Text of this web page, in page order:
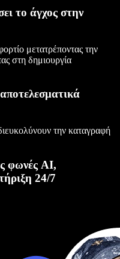
το άγχος στην
μετατρέποντας την
στη δημιουργία
την καταγραφή
φωνές AI,
24/7